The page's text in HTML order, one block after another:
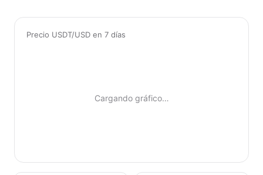
Precio USDT/USD en 7 días
Cargando gráfico…